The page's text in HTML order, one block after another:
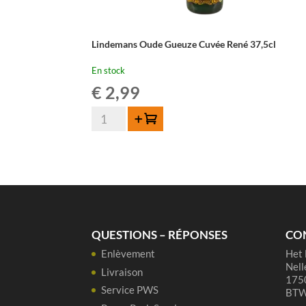
Lindemans Oude Gueuze Cuvée René 37,5cl
En stock
€ 2,99
quantité
Ajouter au panier
QUESTIONS – RÉPONSES
Enlèvement
Livraison
Service PWS
Het